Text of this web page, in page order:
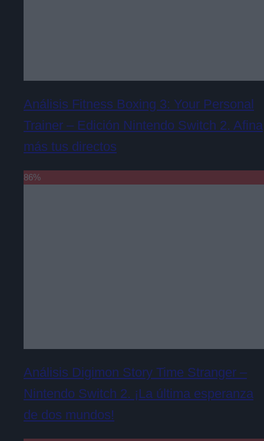
Análisis Fitness Boxing 3: Your Personal
Trainer – Edición Nintendo Switch 2. Afina
más tus directos
86%
Análisis Digimon Story Time Stranger –
Nintendo Switch 2. ¡La última esperanza
de dos mundos!